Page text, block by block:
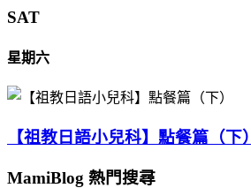
SAT
星期六
【祖教日語小兒科】點餐篇（下）
MamiBlog 熱門搜尋